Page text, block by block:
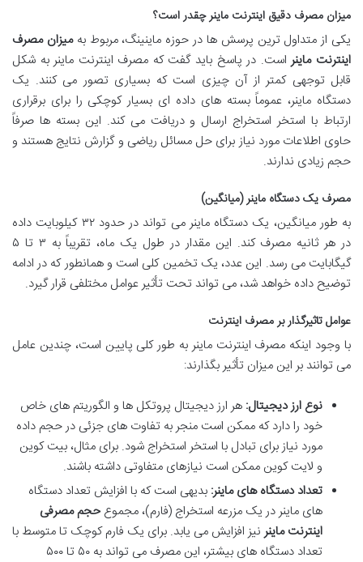
میزان مصرف دقیق اینترنت ماینر چقدر است؟
یکی از متداول ترین پرسش ها در حوزه ماینینگ، مربوط بهمیزان مصرف
اینترنت ماینراست. در پاسخ باید گفت که مصرف اینترنت ماینر به شکل
قابل توجهی کمتر از آن چیزی است که بسیاری تصور می کنند. یک
دستگاه ماینر، عموماً بسته های داده ای بسیار کوچکی را برای برقراری
ارتباط با استخر استخراج ارسال و دریافت می کند. این بسته ها صرفاً
حاوی اطلاعات مورد نیاز برای حل مسائل ریاضی و گزارش نتایج هستند و
حجم زیادی ندارند.
مصرف یک دستگاه ماینر (میانگین)
به طور میانگین، یک دستگاه ماینر می تواند در حدود ۳۲ کیلوبایت داده
در هر ثانیه مصرف کند. این مقدار در طول یک ماه، تقریباً به ۳ تا ۵
گیگابایت می رسد. این عدد، یک تخمین کلی است و همانطور که در ادامه
توضیح داده خواهد شد، می تواند تحت تأثیر عوامل مختلفی قرار گیرد.
عوامل تاثیرگذار بر مصرف اینترنت
با وجود اینکه مصرف اینترنت ماینر به طور کلی پایین است، چندین عامل
می توانند بر این میزان تأثیر بگذارند:
نوع ارز دیجیتال: هر ارز دیجیتال پروتکل ها و الگوریتم های خاص
خود را دارد که ممکن است منجر به تفاوت های جزئی در حجم داده
مورد نیاز برای تبادل با استخر استخراج شود. برای مثال، بیت کوین
و لایت کوین ممکن است نیازهای متفاوتی داشته باشند.
تعداد دستگاه های ماینر: بدیهی است که با افزایش تعداد دستگاه
های ماینر در یک مزرعه استخراج (فارم)، مجموعحجم مصرفی
اینترنت ماینر نیز افزایش می یابد. برای یک فارم کوچک تا متوسط با
تعداد دستگاه های بیشتر، این مصرف می تواند به ۵۰ تا ۵۰۰